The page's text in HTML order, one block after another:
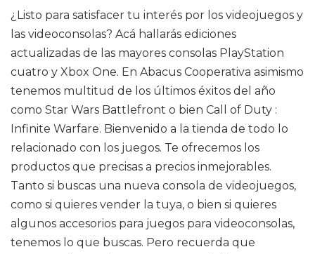
¿Listo para satisfacer tu interés por los videojuegos y
las videoconsolas? Acá hallarás ediciones
actualizadas de las mayores consolas PlayStation
cuatro y Xbox One. En Abacus Cooperativa asimismo
tenemos multitud de los últimos éxitos del año
como Star Wars Battlefront o bien Call of Duty :
Infinite Warfare. Bienvenido a la tienda de todo lo
relacionado con los juegos. Te ofrecemos los
productos que precisas a precios inmejorables.
Tanto si buscas una nueva consola de videojuegos,
como si quieres vender la tuya, o bien si quieres
algunos accesorios para juegos para videoconsolas,
tenemos lo que buscas. Pero recuerda que